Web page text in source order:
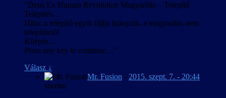
“Deus Ex Human Revolution Magyarítás – Telepítő
Telepítés…
Hiba: a telepítő egyik fájlja hiányzik, a magyarítás nem
telepíthető!
Kilépés…
Press any key to continue…”
Válasz ↓
Mr. Fusion - 2015. szept. 7. - 20:44
szerint: